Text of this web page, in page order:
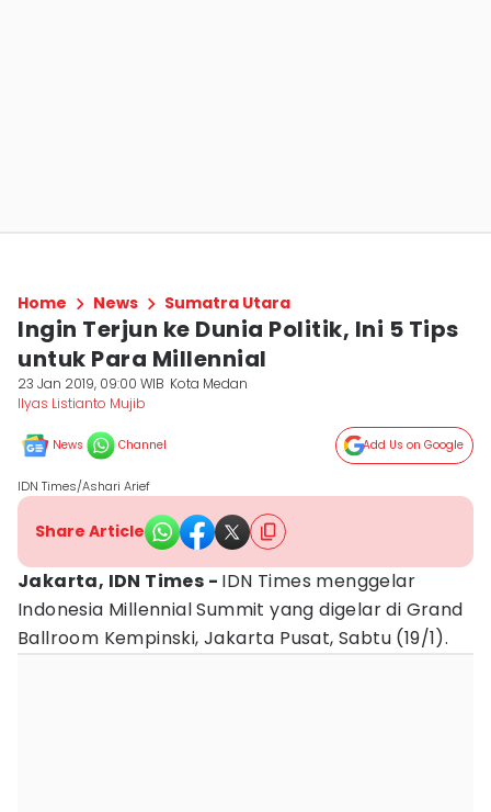
Home News Sumatra Utara
Ingin Terjun ke Dunia Politik, Ini 5 Tips
untuk Para Millennial
23 Jan 2019, 09:00 WIB Kota Medan
Ilyas Listianto Mujib
News Channel Add Us on Google
IDN Times/Ashari Arief
Share Article
Jakarta, IDN Times - IDN Times menggelar
Indonesia Millennial Summit yang digelar di Grand
Ballroom Kempinski, Jakarta Pusat, Sabtu (19/1).